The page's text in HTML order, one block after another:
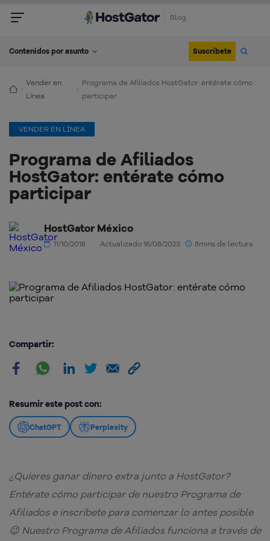
Blog
Contenidos por asunto Suscríbete
Vender en
Línea
Programa de Afiliados HostGator: entérate cómo
participar
VENDER EN LÍNEA
Programa de Afiliados
HostGator: entérate cómo
participar
HostGator México
11/10/2018 Actualizado 16/08/2023 8mins de lectura
Compartir:
Resumir este post con:
ChatGPT Perplexity
¿Quieres ganar dinero extra junto a HostGator?
Entérate cómo participar de nuestro Programa de
Afiliados e inscríbete para comenzar lo antes posible
😉 Nuestro Programa de Afiliados funciona a través de